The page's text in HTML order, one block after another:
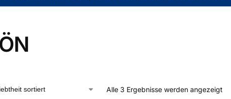
Alle 3 Ergebnisse werden angezeigt